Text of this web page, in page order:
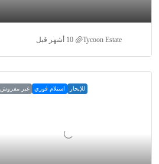
Tycoon Estate
للإيجار استلام فوري غير مفروش